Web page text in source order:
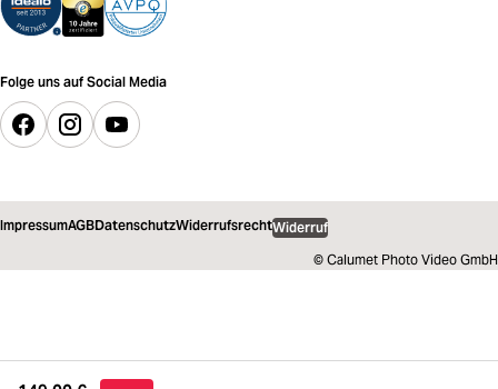
Folge uns auf Social Media
ImpressumAGBDatenschutzWiderrufsrechtWiderruf
© Calumet Photo Video GmbH